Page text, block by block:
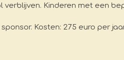
Kinderen met een
Kosten: 275 euro per